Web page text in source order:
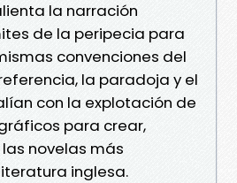
la narración
de la peripecia para
convenciones del
la paradoja y el
con la explotación de
para crear,
novelas más
inglesa.